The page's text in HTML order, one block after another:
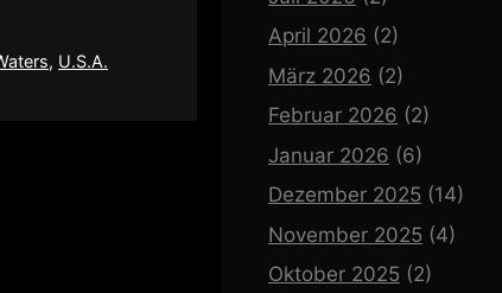
, U.S.A.
April 2026 (2)
März 2026 (2)
Februar 2026 (2)
Januar 2026 (6)
Dezember 2025 (14)
November 2025 (4)
Oktober 2025 (2)